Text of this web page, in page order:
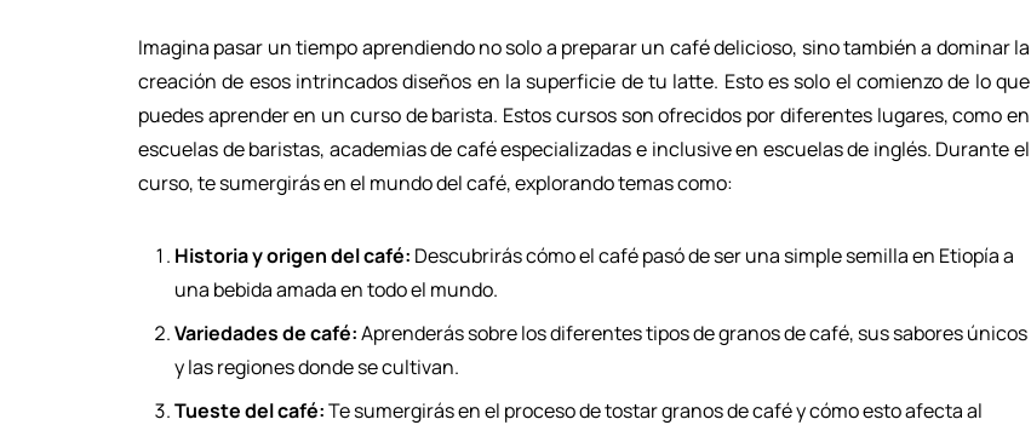
Imagina pasar un tiempo aprendiendo no solo a preparar un café delicioso, sino también a dominar la
creación de esos intrincados diseños en la superficie de tu latte. Esto es solo el comienzo de lo que
puedes aprender en un curso de barista. Estos cursos son ofrecidos por diferentes lugares, como en
escuelas de baristas, academias de café especializadas e inclusive en escuelas de inglés. Durante el
curso, te sumergirás en el mundo del café, explorando temas como:
Historia y origen del café: Descubrirás cómo el café pasó de ser una simple semilla en Etiopía a
una bebida amada en todo el mundo.
Variedades de café:Aprenderás sobre los diferentes tipos de granos de café, sus sabores únicos
y las regiones donde se cultivan.
Tueste del café:Te sumergirás en el proceso de tostar granos de café y cómo esto afecta al